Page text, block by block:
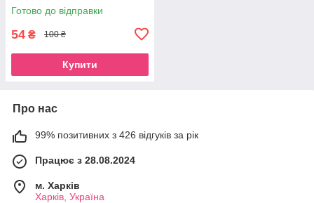
Готово до відправки
54 ₴ 100 ₴
Купити
Про нас
99% позитивних з 426 відгуків за рік
Працює з 28.08.2024
м. Харків
Харків, Україна